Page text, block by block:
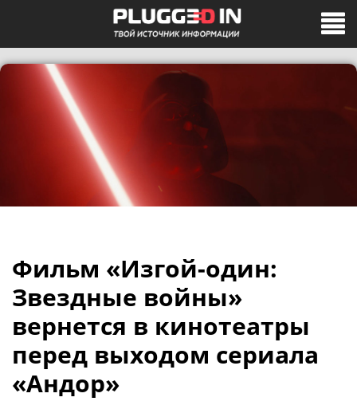
Фильм «Изгой-один:
Звездные войны»
вернется в кинотеатры
перед выходом сериала
«Андор»